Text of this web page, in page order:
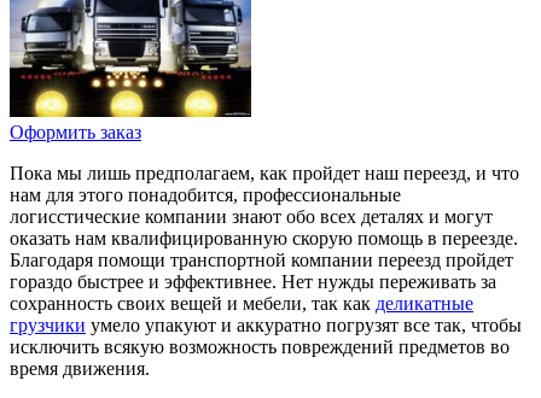
Оформить заказ
Пока мы лишь предполагаем, как пройдет наш переезд, и что
нам для этого понадобится, профессиональные
логисстические компании знают обо всех деталях и могут
оказать нам квалифицированную скорую помощь в переезде.
Благодаря помощи транспортной компании переезд пройдет
гораздо быстрее и эффективнее. Нет нужды переживать за
сохранность своих вещей и мебели, так как деликатные
грузчики умело упакуют и аккуратно погрузят все так, чтобы
исключить всякую возможность повреждений предметов во
время движения.